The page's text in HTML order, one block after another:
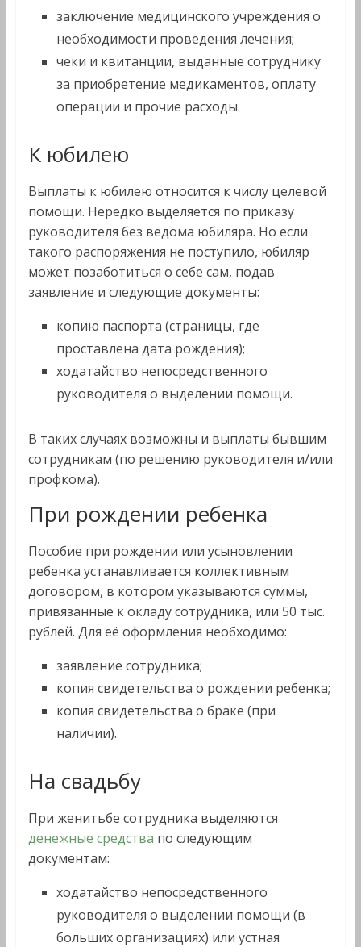
заключение медицинского учреждения о
необходимости проведения лечения;
чеки и квитанции, выданные сотруднику
за приобретение медикаментов, оплату
операции и прочие расходы.
К юбилею
Выплаты к юбилею относится к числу целевой
помощи. Нередко выделяется по приказу
руководителя без ведома юбиляра. Но если
такого распоряжения не поступило, юбиляр
может позаботиться о себе сам, подав
заявление и следующие документы:
копию паспорта (страницы, где
проставлена дата рождения);
ходатайство непосредственного
руководителя о выделении помощи.
В таких случаях возможны и выплаты бывшим
сотрудникам (по решению руководителя и/или
профкома).
При рождении ребенка
Пособие при рождении или усыновлении
ребенка устанавливается коллективным
договором, в котором указываются суммы,
привязанные к окладу сотрудника, или 50 тыс.
рублей. Для её оформления необходимо:
заявление сотрудника;
копия свидетельства о рождении ребенка;
копия свидетельства о браке (при
наличии).
На свадьбу
При женитьбе сотрудника выделяются
денежные средства по следующим
документам:
ходатайство непосредственного
руководителя о выделении помощи (в
больших организациях) или устная